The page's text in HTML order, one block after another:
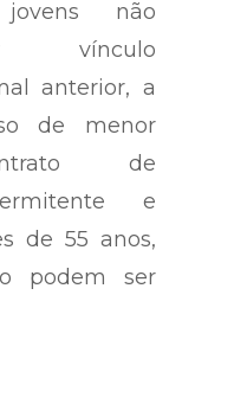
não
vínculo
anterior, a
de menor
de
e
de 55 anos,
podem ser